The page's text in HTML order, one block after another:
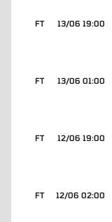
13/06 19:00
FT
13/06 01:00
FT
12/06 19:00
FT
12/06 02:00
FT